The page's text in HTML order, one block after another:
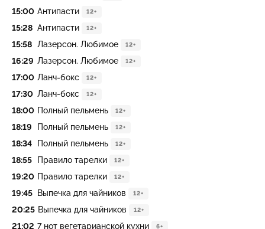
15:00 Антипасти 12+
15:28 Антипасти 12+
15:58 Лазерсон. Любимое 12+
16:29 Лазерсон. Любимое 12+
17:00 Ланч-бокс 12+
17:30 Ланч-бокс 12+
18:00 Полный пельмень 12+
18:19 Полный пельмень 12+
18:34 Полный пельмень 12+
18:55 Правило тарелки 12+
19:20 Правило тарелки 12+
19:45 Выпечка для чайников 12+
20:25 Выпечка для чайников 12+
21:02 7 нот вегетарианской кухни 6+